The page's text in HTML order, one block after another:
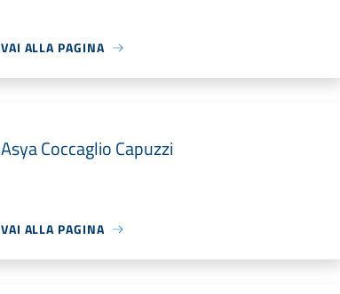
VAI ALLA PAGINA
Asya Coccaglio Capuzzi
VAI ALLA PAGINA